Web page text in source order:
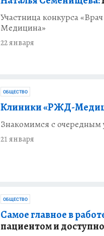
Участница конкурса
Медицина»
22 января
ОБЩЕСТВО
Клиники «РЖД-
Знакомимся с очередным
21 января
ОБЩЕСТВО
Самое главное в
пациентом и